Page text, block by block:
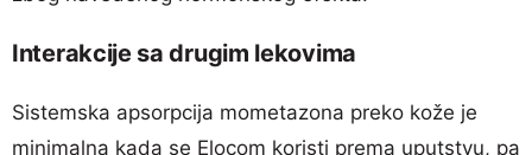
Interakcije sa drugim lekovima
Sistemska apsorpcija mometazona preko kože je
minimalna kada se Elocom koristi prema uputstvu, pa